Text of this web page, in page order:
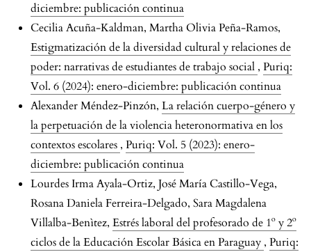
diciembre: publicación continua
Cecilia Acuña-Kaldman, Martha Olivia Peña-Ramos,
Estigmatización de la diversidad cultural y relaciones de
poder: narrativas de estudiantes de trabajo social , Puriq:
Vol. 6 (2024): enero-diciembre: publicación continua
Alexander Méndez-Pinzón, La relación cuerpo-género y
la perpetuación de la violencia heteronormativa en los
contextos escolares , Puriq: Vol. 5 (2023): enero-
diciembre: publicación continua
Lourdes Irma Ayala-Ortiz, José María Castillo-Vega,
Rosana Daniela Ferreira-Delgado, Sara Magdalena
Villalba-Benìtez, Estrés laboral del profesorado de 1º y 2º
ciclos de la Educación Escolar Básica en Paraguay , Puriq: